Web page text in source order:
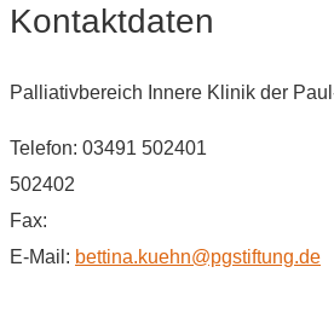
Kontaktdaten
Palliativbereich Innere Klinik der
Telefon: 03491 502401
502402
Fax:
E-Mail: bettina.kuehn@pgstiftung.de